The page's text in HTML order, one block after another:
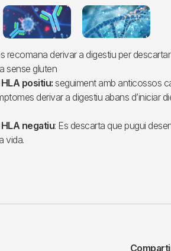
recomana derivar a digestiu per
sense gluten
positiu:seguiment amb anticossos
derivar a digestiu abans d’iniciar
negatiu: Es descarta que pugui
vida.